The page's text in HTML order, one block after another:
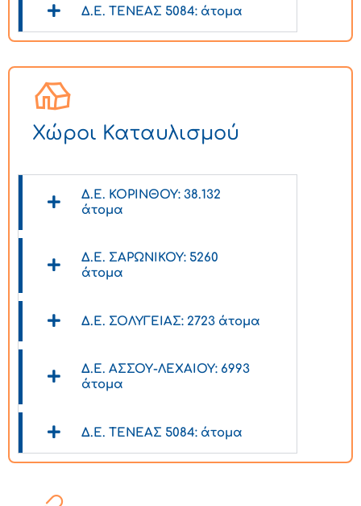
Δ.Ε. ΤΕΝΕΑΣ 5084: άτομα
Χώροι Καταυλισμού
Δ.Ε. ΚΟΡΙΝΘΟΥ: 38.132
άτομα
Δ.Ε. ΣΑΡΩΝΙΚΟΥ: 5260
άτομα
Δ.Ε. ΣΟΛΥΓΕΙΑΣ: 2723 άτομα
Δ.Ε. ΑΣΣΟΥ-ΛΕΧΑΙΟΥ: 6993
άτομα
Δ.Ε. ΤΕΝΕΑΣ 5084: άτομα